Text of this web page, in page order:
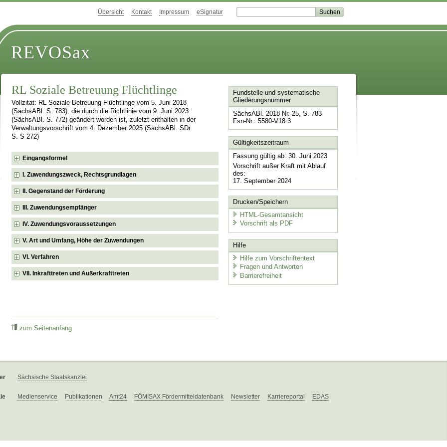
Übersicht Kontakt Impressum eSignatur
REVOSax
RL Soziale Betreuung Flüchtlinge
Vollzitat: RL Soziale Betreuung Flüchtlinge vom 5. Juni 2018
(SächsABl. S. 783), die durch die Richtlinie vom 9. Juni 2023
(SächsABl. S. 772) geändert worden ist, zuletzt enthalten in der
Verwaltungsvorschrift vom 4. Dezember 2025 (SächsABl. SDr.
S. S 272)
Eingangsformel
I. Zuwendungszweck, Rechtsgrundlagen
II. Gegenstand der Förderung
III. Zuwendungsempfänger
IV. Zuwendungsvoraussetzungen
V. Art und Umfang, Höhe der Zuwendungen
VI. Verfahren
VII. Inkrafttreten und Außerkrafttreten
zum Seitenanfang
Fundstelle und systematische
Gliederungsnummer
SächsABl. 2018 Nr. 25, S. 783
Fsn-Nr.: 5580-V18.3
Gültigkeitszeitraum
Fassung gültig ab: 30. Juni 2023
Vorschrift außer Kraft mit Ablauf
des:
17. September 2024
Drucken/Speichern
HTML-Gesamtansicht
Vorschrift als PDF
Hilfe
Hilfe zum Vorschriftentext
Fragen und Antworten
Barrierefreiheit
Sächsische Staatskanzlei
Medienservice Publikationen Amt24 FÖMISAX Fördermitteldatenbank Newsletter Karriereportal EDAS